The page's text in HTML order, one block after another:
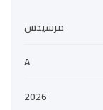
مرسيدس
A
2026